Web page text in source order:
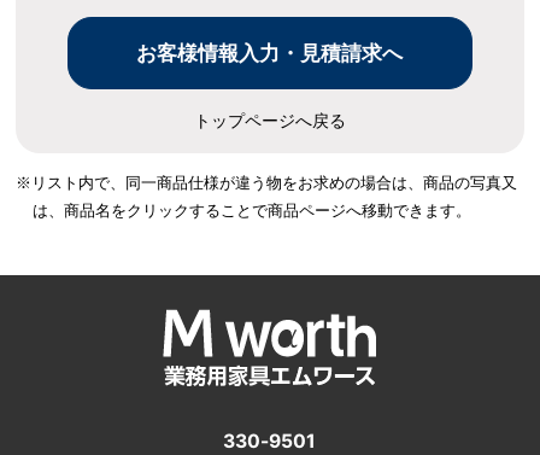
トップページへ戻る
※リスト内で、同一商品仕様が違う物をお求めの場合は、商品の写真又
は、商品名をクリックすることで商品ページへ移動できます。
330-9501